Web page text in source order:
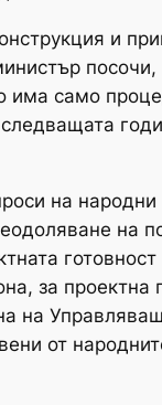
и
има само
следващата
на
на
за проектна
на
от